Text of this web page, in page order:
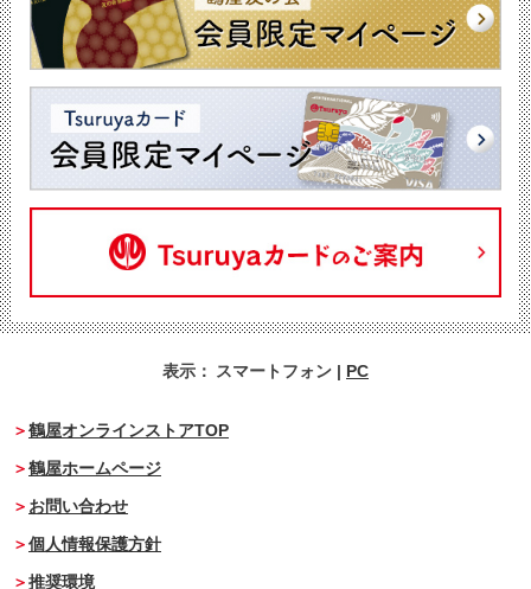
表示： スマートフォン | PC
鶴屋オンラインストアTOP
鶴屋ホームページ
お問い合わせ
個人情報保護方針
推奨環境